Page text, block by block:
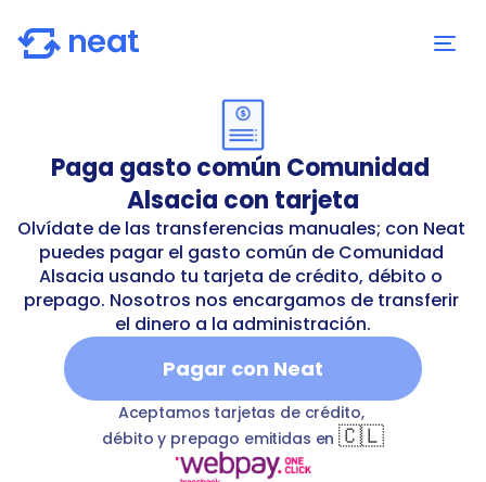
Paga gasto común Comunidad
Alsacia con tarjeta
Olvídate de las transferencias manuales; con Neat
puedes pagar el gasto común de Comunidad
Alsacia usando tu tarjeta de crédito, débito o
prepago. Nosotros nos encargamos de transferir
el dinero a la administración.
Pagar con Neat
alsaciaTcommonExpensesComunidad
Aceptamos tarjetas de crédito,
débito y prepago emitidas en 🇨🇱